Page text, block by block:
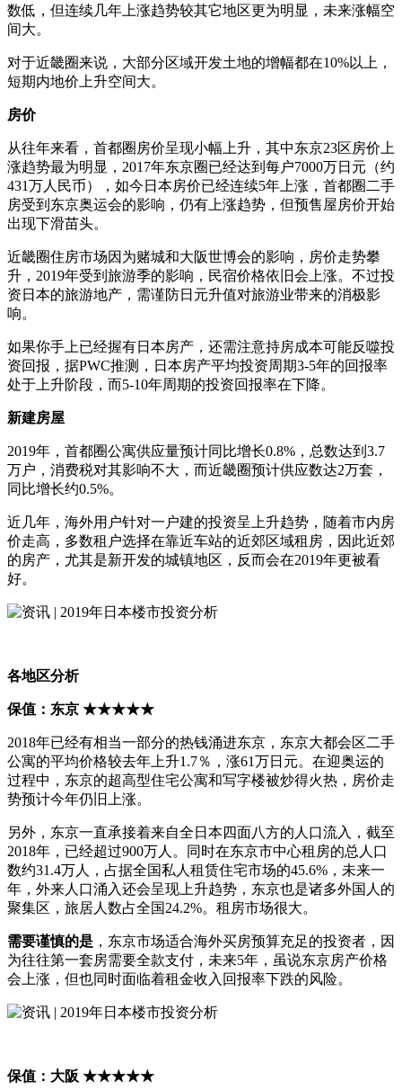
数低，但连续几年上涨趋势较其它地区更为明显，未来涨幅空
间大。
对于近畿圈来说，大部分区域开发土地的增幅都在10%以上，
短期内地价上升空间大。
房价
从往年来看，首都圈房价呈现小幅上升，其中东京23区房价上
涨趋势最为明显，2017年东京圈已经达到每户7000万日元（约
431万人民币），如今日本房价已经连续5年上涨，首都圈二手
房受到东京奥运会的影响，仍有上涨趋势，但预售屋房价开始
出现下滑苗头。
近畿圈住房市场因为赌城和大阪世博会的影响，房价走势攀
升，2019年受到旅游季的影响，民宿价格依旧会上涨。不过投
资日本的旅游地产，需谨防日元升值对旅游业带来的消极影
响。
如果你手上已经握有日本房产，还需注意持房成本可能反噬投
资回报，据PWC推测，日本房产平均投资周期3-5年的回报率
处于上升阶段，而5-10年周期的投资回报率在下降。
新建房屋
2019年，首都圈公寓供应量预计同比增长0.8%，总数达到3.7
万户，消费税对其影响不大，而近畿圈预计供应数达2万套，
同比增长约0.5%。
近几年，海外用户针对一户建的投资呈上升趋势，随着市内房
价走高，多数租户选择在靠近车站的近郊区域租房，因此近郊
的房产，尤其是新开发的城镇地区，反而会在2019年更被看
好。
各地区分析
保值：东京 ★★★★★
2018年已经有相当一部分的热钱涌进东京，东京大都会区二手
公寓的平均价格较去年上升1.7％，涨61万日元。在迎奥运的
过程中，东京的超高型住宅公寓和写字楼被炒得火热，房价走
势预计今年仍旧上涨。
另外，东京一直承接着来自全日本四面八方的人口流入，截至
2018年，已经超过900万人。同时在东京市中心租房的总人口
数约31.4万人，占据全国私人租赁住宅市场的45.6%，未来一
年，外来人口涌入还会呈现上升趋势，东京也是诸多外国人的
聚集区，旅居人数占全国24.2%。租房市场很大。
需要谨慎的是 ，东京市场适合海外买房预算充足的投资者，因
为往往第一套房需要全款支付，未来5年，虽说东京房产价格
会上涨，但也同时面临着租金收入回报率下跌的风险。
保值：大阪 ★★★★★